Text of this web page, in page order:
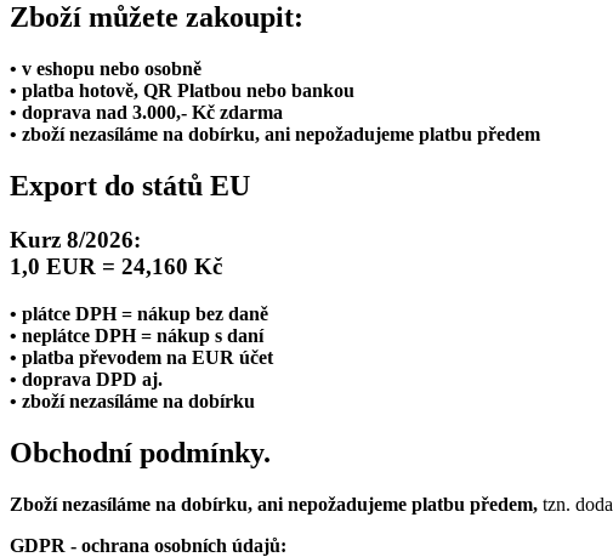
Zboží můžete zakoupit:
• v eshopu nebo osobně
• platba hotově, QR Platbou nebo bankou
• doprava nad 3.000,- Kč zdarma
• zboží nezasíláme na dobírku, ani nepožadujeme platbu předem
Export do států EU
Kurz 8/2026:
1,0 EUR = 24,160 Kč
• plátce DPH = nákup bez daně
• neplátce DPH = nákup s daní
• platba převodem na EUR účet
• doprava DPD aj.
• zboží nezasíláme na dobírku
Obchodní podmínky.
Zboží nezasíláme na dobírku, ani nepožadujeme platbu předem, tzn.
GDPR - ochrana osobních údajů: